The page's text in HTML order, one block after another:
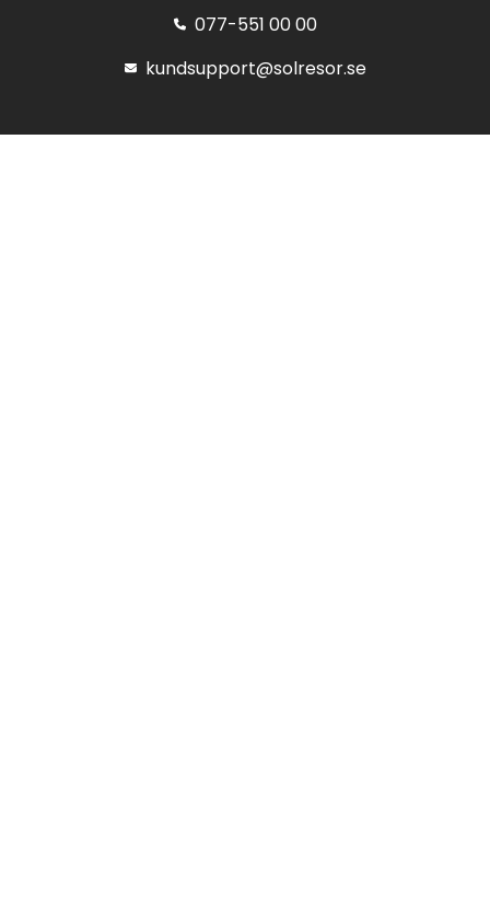
077-551 00 00
kundsupport@solresor.se